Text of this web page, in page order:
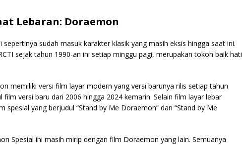
Lebaran: Doraemon
sudah masuk karakter klasik yang masih eksis hingga saat ini.
sejak tahun 1990-an ini setiap minggu pagi, merupakan tokoh baik hati
memiliki versi film layar modern yang versi barunya rilis setiap tahun
film versi baru dari 2006 hingga 2024 kemarin. Selain film layar lebar
spesial yang berjudul “Stand by Me Doraemon” dan “Stand by Me
Spesial ini masih mirip dengan film Doraemon yang lain. Semuanya